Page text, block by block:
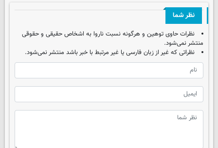
نظر شما
نظرات حاوی توهین و هرگونه نسبت ناروا به اشخاص حقیقی و حقوقی
منتشر نمی‌شود.
نظراتی که غیر از زبان فارسی یا غیر مرتبط با خبر باشد منتشر نمی‌شود.